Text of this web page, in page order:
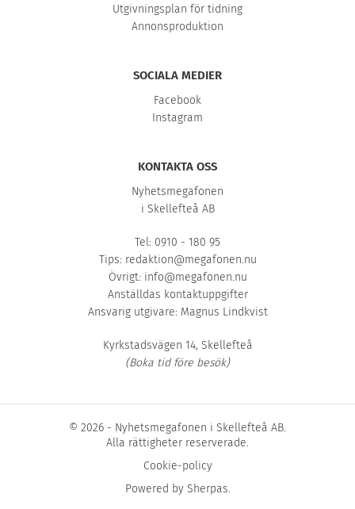
Utgivningsplan för tidning
Annonsproduktion
SOCIALA MEDIER
Facebook
Instagram
KONTAKTA OSS
Nyhetsmegafonen
i Skellefteå AB
Tel: 0910 - 180 95
Tips: redaktion@megafonen.nu
Övrigt: info@megafonen.nu
Anställdas kontaktuppgifter
Ansvarig utgivare: Magnus Lindkvist
Kyrkstadsvägen 14, Skellefteå
(Boka tid före besök)
© 2026 - Nyhetsmegafonen i Skellefteå AB.
Alla rättigheter reserverade.
Cookie-policy
Powered by Sherpas.